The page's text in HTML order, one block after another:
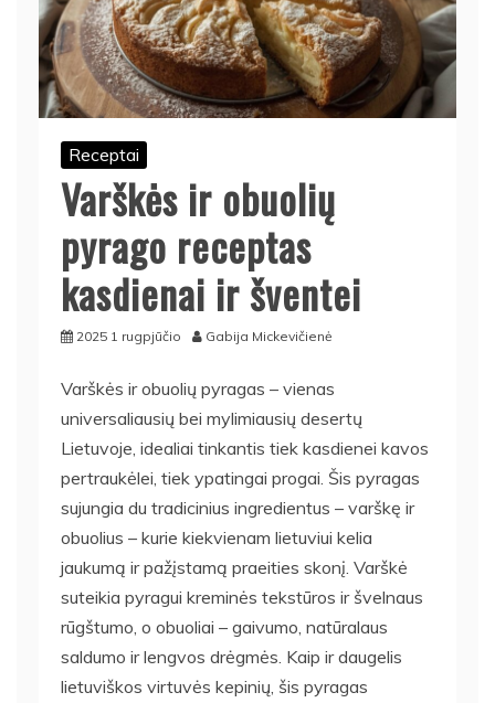
Receptai
Varškės ir obuolių
pyrago receptas
kasdienai ir šventei
2025 1 rugpjūčio Gabija Mickevičienė
Varškės ir obuolių pyragas – vienas
universaliausių bei mylimiausių desertų
Lietuvoje, idealiai tinkantis tiek kasdienei kavos
pertraukėlei, tiek ypatingai progai. Šis pyragas
sujungia du tradicinius ingredientus – varškę ir
obuolius – kurie kiekvienam lietuviui kelia
jaukumą ir pažįstamą praeities skonį. Varškė
suteikia pyragui kreminės tekstūros ir švelnaus
rūgštumo, o obuoliai – gaivumo, natūralaus
saldumo ir lengvos drėgmės. Kaip ir daugelis
lietuviškos virtuvės kepinių, šis pyragas